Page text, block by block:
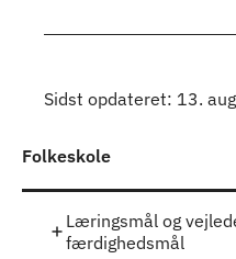
Sidst opdateret: 13.
Folkeskole
Læringsmål og
færdighedsmål